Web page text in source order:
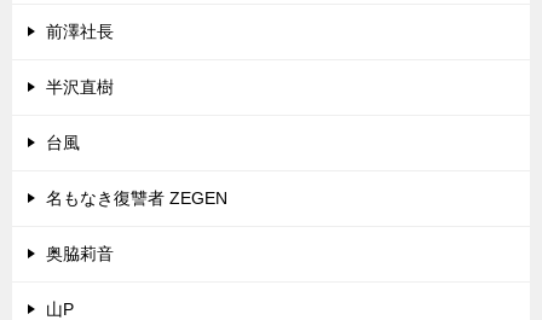
前澤社長
半沢直樹
台風
名もなき復讐者 ZEGEN
奥脇莉音
山P